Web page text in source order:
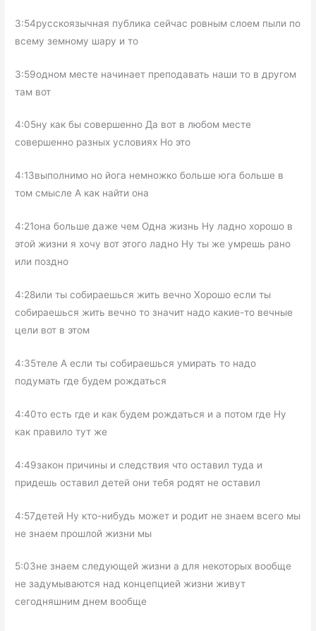
3:54русскоязычная публика сейчас ровным слоем пыли по
всему земному шару и то
3:59одном месте начинает преподавать наши то в другом
там вот
4:05ну как бы совершенно Да вот в любом месте
совершенно разных условиях Но это
4:13выполнимо но йога немножко больше юга больше в
том смысле А как найти она
4:21она больше даже чем Одна жизнь Ну ладно хорошо в
этой жизни я хочу вот этого ладно Ну ты же умрешь рано
или поздно
4:28или ты собираешься жить вечно Хорошо если ты
собираешься жить вечно то значит надо какие-то вечные
цели вот в этом
4:35теле А если ты собираешься умирать то надо
подумать где будем рождаться
4:40то есть где и как будем рождаться и а потом где Ну
как правило тут же
4:49закон причины и следствия что оставил туда и
придешь оставил детей они тебя родят не оставил
4:57детей Ну кто-нибудь может и родит не знаем всего мы
не знаем прошлой жизни мы
5:03не знаем следующей жизни а для некоторых вообще
не задумываются над концепцией жизни живут
сегодняшним днем вообще